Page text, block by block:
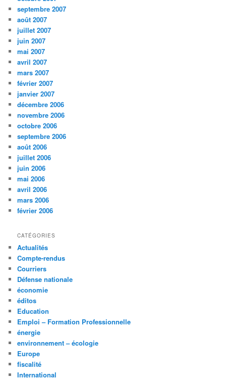
septembre 2007
août 2007
juillet 2007
juin 2007
mai 2007
avril 2007
mars 2007
février 2007
janvier 2007
décembre 2006
novembre 2006
octobre 2006
septembre 2006
août 2006
juillet 2006
juin 2006
mai 2006
avril 2006
mars 2006
février 2006
CATÉGORIES
Actualités
Compte-rendus
Courriers
Défense nationale
économie
éditos
Education
Emploi – Formation Professionnelle
énergie
environnement – écologie
Europe
fiscalité
International